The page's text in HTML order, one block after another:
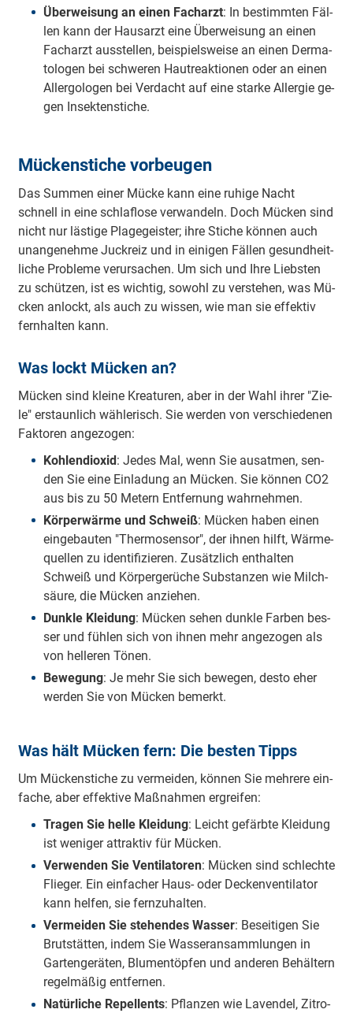
Über­wei­sung an ei­nen Fach­arzt: In be­stimm­ten Fäl­
len kann der Haus­arzt ei­ne Über­wei­sung an ei­nen
Fach­arzt aus­stel­len, bei­spiels­wei­se an ei­nen Der­ma­
to­lo­gen bei schwe­ren Haut­re­ak­tio­nen oder an ei­nen
All­er­go­lo­gen bei Ver­dacht auf ei­ne star­ke All­er­gie ge­
gen In­sek­ten­sti­che.
Mückenstiche vorbeugen
Das Sum­men ei­ner Mü­cke kann ei­ne ru­hi­ge Nacht
schnell in ei­ne schlaf­lo­se ver­wan­deln. Doch Mü­cken sind
nicht nur läs­ti­ge Pla­ge­geis­ter; ih­re Sti­che kön­nen auch
un­an­ge­neh­me Juck­reiz und in ei­ni­gen Fäl­len ge­sund­heit­
li­che Pro­ble­me ver­ur­sa­chen. Um sich und Ih­re Liebs­ten
zu schüt­zen, ist es wich­tig, so­wohl zu ver­ste­hen, was Mü­
cken an­lockt, als auch zu wis­sen, wie man sie ef­fek­tiv
fern­hal­ten kann.
Was lockt Mücken an?
Mü­cken sind klei­ne Krea­tu­ren, aber in der Wahl ih­rer "Zie­
le" er­staun­lich wäh­le­risch. Sie wer­den von ver­schie­de­nen
Fak­to­ren an­ge­zo­gen:
Koh­len­di­oxid: Je­des Mal, wenn Sie aus­at­men, sen­
den Sie ei­ne Ein­la­dung an Mü­cken. Sie kön­nen CO2
aus bis zu 50 Me­tern Ent­fer­nung wahr­neh­men.
Kör­per­wär­me und Schweiß: Mü­cken ha­ben ei­nen
ein­ge­bau­ten "Ther­mo­sen­sor", der ih­nen hilft, Wär­me­
quel­len zu iden­ti­fi­zie­ren. Zu­sätz­lich ent­hal­ten
Schweiß und Kör­per­ge­rü­che Sub­stan­zen wie Milch­
säu­re, die Mü­cken an­zie­hen.
Dunk­le Klei­dung: Mü­cken se­hen dunk­le Far­ben bes­
ser und füh­len sich von ih­nen mehr an­ge­zo­gen als
von hel­le­ren Tö­nen.
Be­we­gung: Je mehr Sie sich be­we­gen, des­to eher
wer­den Sie von Mü­cken be­merkt.
Was hält Mücken fern: Die besten Tipps
Um Mü­cken­sti­che zu ver­mei­den, kön­nen Sie meh­re­re ein­
fa­che, aber ef­fek­ti­ve Maß­nah­men er­grei­fen:
Tra­gen Sie hel­le Klei­dung: Leicht ge­färb­te Klei­dung
ist we­ni­ger at­trak­tiv für Mü­cken.
Ver­wen­den Sie Ven­ti­la­to­ren: Mü­cken sind schlech­te
Flie­ger. Ein ein­fa­cher Haus- oder De­cken­ven­ti­la­tor
kann hel­fen, sie fern­zu­hal­ten.
Ver­mei­den Sie ste­hen­des Was­ser: Be­sei­ti­gen Sie
Brut­stät­ten, in­dem Sie Was­ser­an­samm­lun­gen in
Gar­ten­ge­rä­ten, Blu­men­töp­fen und an­de­ren Be­häl­tern
re­gel­mä­ßig ent­fer­nen.
Na­tür­li­che Re­pellents: Pflan­zen wie La­ven­del, Zi­tro­